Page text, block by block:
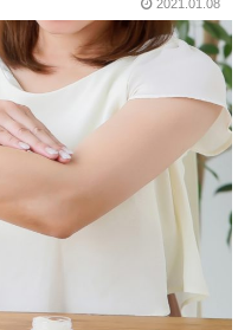
2021.01.08